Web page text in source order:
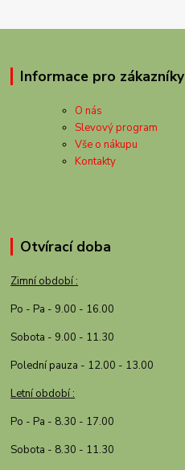
Informace pro zákazníky
O nás
Slevový program
Vše o nákupu
Kontakty
Otvírací doba
Zimní období :
Po - Pa - 9.00 - 16.00
Sobota - 9.00 - 11.30
Polední pauza - 12.00 - 13.00
Letní období :
Po - Pa - 8.30 - 17.00
Sobota - 8.30 - 11.30